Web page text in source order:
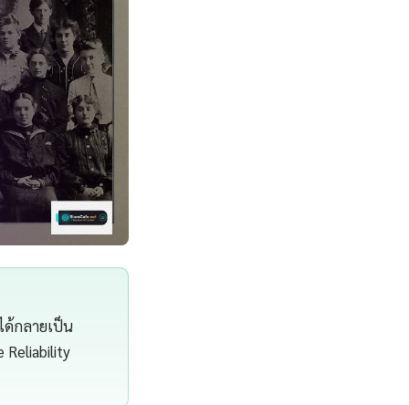
ด้กลายเป็น
Reliability